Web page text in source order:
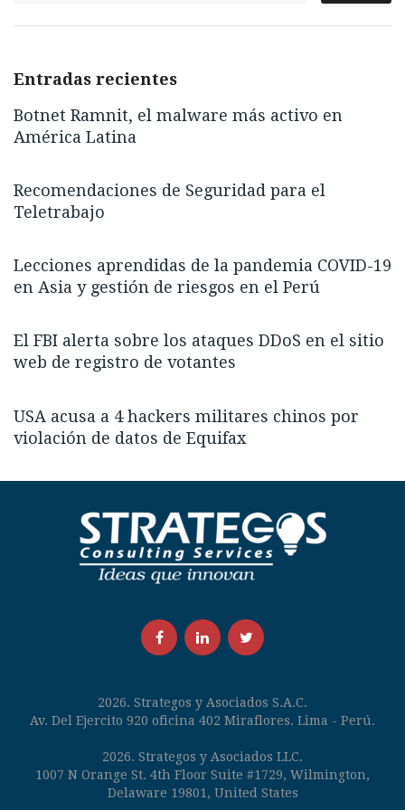
Entradas recientes
Botnet Ramnit, el malware más activo en
América Latina
Recomendaciones de Seguridad para el
Teletrabajo
Lecciones aprendidas de la pandemia COVID-19
en Asia y gestión de riesgos en el Perú
El FBI alerta sobre los ataques DDoS en el sitio
web de registro de votantes
USA acusa a 4 hackers militares chinos por
violación de datos de Equifax
2026. Strategos y Asociados S.A.C.
Av. Del Ejercito 920 oficina 402 Miraflores. Lima - Perú.
2026. Strategos y Asociados LLC.
1007 N Orange St. 4th Floor Suite #1729, Wilmington,
Delaware 19801, United States